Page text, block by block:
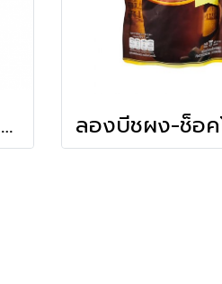
ชาไทยสูตรเข้มข้นพิเศษ (หัวเชื้อชาไทย) มังกรบิน (200ก.)